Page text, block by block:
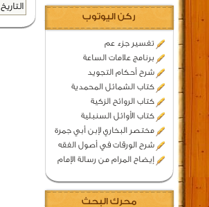
ركن اليوتوب
تفسير جزء عم
برنامج علامات الساعة
شرح أحكام التجويد
كتاب الشمائل المحمدية
كتاب الروائح الزكية
كتاب الأوائل السنبلية
مختصر البخاري لإبن أبي جمرة
شرح الورقات في أصول الفقه
إيضاح المرام من رسالة الإمام
محرك البحث